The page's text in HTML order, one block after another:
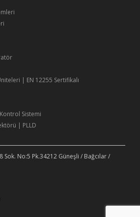
| EN 12255 Sertifikalı
Sistemi
| PLLD
Sok. No:5 Pk.34212 Güneşli / Bağcılar /